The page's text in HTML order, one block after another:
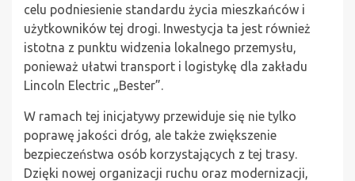
celu podniesienie standardu życia mieszkańców i
użytkowników tej drogi. Inwestycja ta jest również
istotna z punktu widzenia lokalnego przemysłu,
ponieważ ułatwi transport i logistykę dla zakładu
Lincoln Electric „Bester”.
W ramach tej inicjatywy przewiduje się nie tylko
poprawę jakości dróg, ale także zwiększenie
bezpieczeństwa osób korzystających z tej trasy.
Dzięki nowej organizacji ruchu oraz modernizacji,